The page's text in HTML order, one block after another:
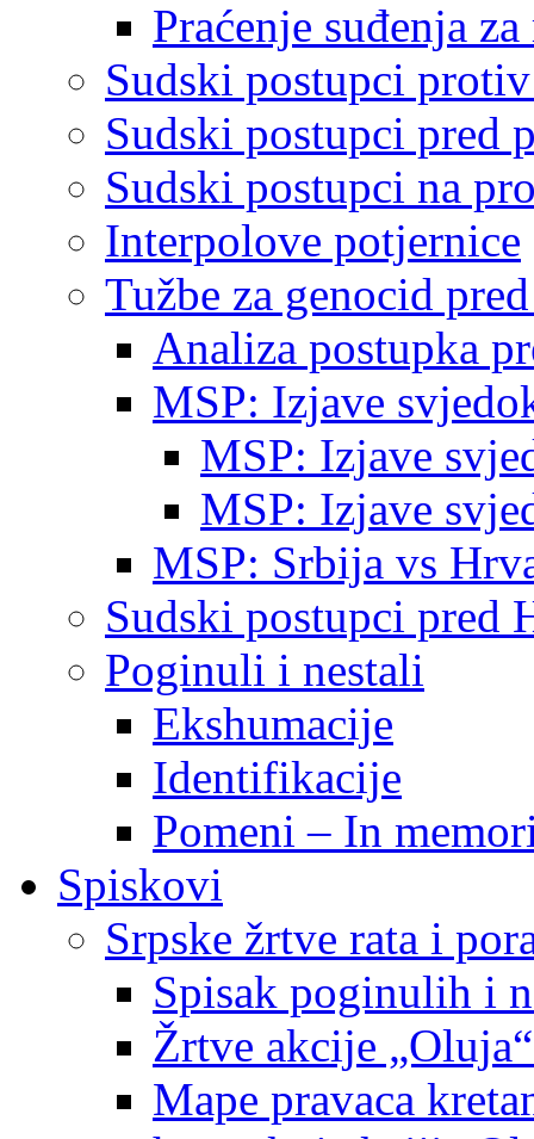
Praćenje suđenja
Sudski postupci
Sudski postupci pred
Sudski postupci na
Interpolove potjernice
Tužbe za genocid
Analiza postupka
MSP: Izjave
MSP: Izjave
MSP: Izjave
MSP: Srbija vs
Sudski postupci pred
Poginuli i nestali
Ekshumacije
Identifikacije
Pomeni – In
Spiskovi
Srpske žrtve rata i
Spisak poginulih i
Žrtve akcije
Mape pravaca